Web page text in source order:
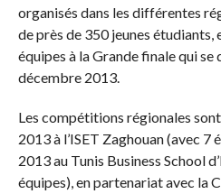
organisés dans les différentes
de près de 350 jeunes étudiants,
équipes à la Grande finale qui se
décembre 2013.
Les compétitions régionales
2013 à l’ISET Zaghouan (avec 7
2013 au Tunis Business School
équipes), en partenariat avec la